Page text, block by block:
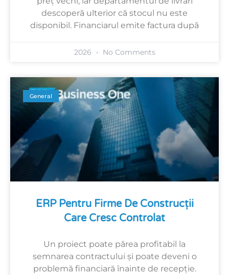
descoperă ulterior că stocul nu este
disponibil. Financiarul emite factura după
2026 No Comments
General
ERP Pentru Firme De Construcții
Care Cresc Controlat
Un proiect poate părea profitabil la
semnarea contractului și poate deveni o
problemă financiară înainte de recepție.